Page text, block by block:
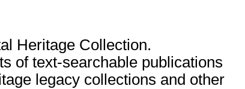
Heritage Collection.
of text-searchable publications
legacy collections and other